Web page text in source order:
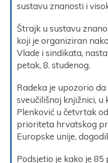
sustavu znanosti i
Štrajk u sustavu
koji je organiziran
Vlade i sindikata,
petak, 8. studenog.
Radeka je upozorio
sveučilišnoj knjižnici,
Plenković u četvrtak
prioriteta hrvatskog
Europske unije,
Podsjetio je kako je